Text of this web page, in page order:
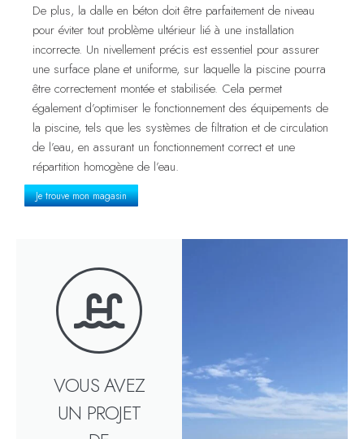
De plus, la dalle en béton doit être parfaitement de niveau
pour éviter tout problème ultérieur lié à une installation
incorrecte. Un nivellement précis est essentiel pour assurer
une surface plane et uniforme, sur laquelle la piscine pourra
être correctement montée et stabilisée. Cela permet
également d’optimiser le fonctionnement des équipements de
la piscine, tels que les systèmes de filtration et de circulation
de l’eau, en assurant un fonctionnement correct et une
répartition homogène de l’eau.
Je trouve mon magasin
VOUS AVEZ
UN PROJET